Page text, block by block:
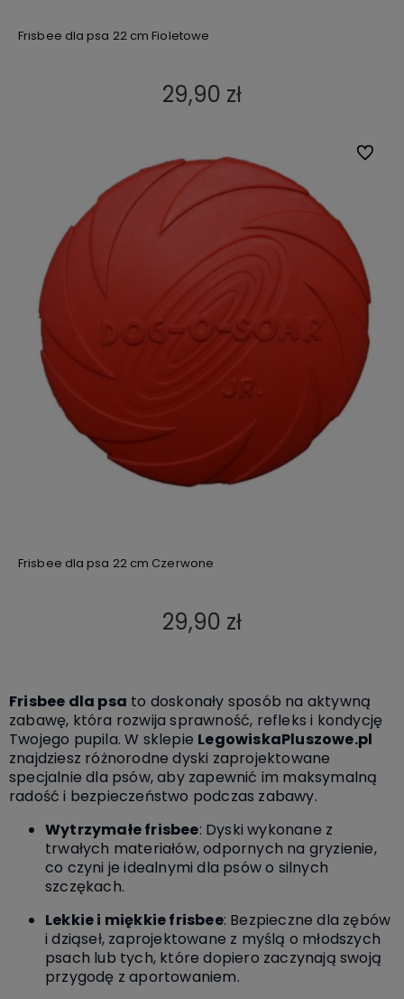
Frisbee dla psa 22 cm Fioletowe
29,90 zł
Frisbee dla psa 22 cm Czerwone
29,90 zł
Do
Frisbee dla psa to doskonały sposób na aktywną
zabawę, która rozwija sprawność, refleks i kondycję
Twojego pupila. W sklepie LegowiskaPluszowe.pl
znajdziesz różnorodne dyski zaprojektowane
specjalnie dla psów, aby zapewnić im maksymalną
radość i bezpieczeństwo podczas zabawy.
Wytrzymałe frisbee: Dyski wykonane z
trwałych materiałów, odpornych na gryzienie,
co czyni je idealnymi dla psów o silnych
szczękach.
Lekkie i miękkie frisbee: Bezpieczne dla zębów
i dziąseł, zaprojektowane z myślą o młodszych
psach lub tych, które dopiero zaczynają swoją
przygodę z aportowaniem.